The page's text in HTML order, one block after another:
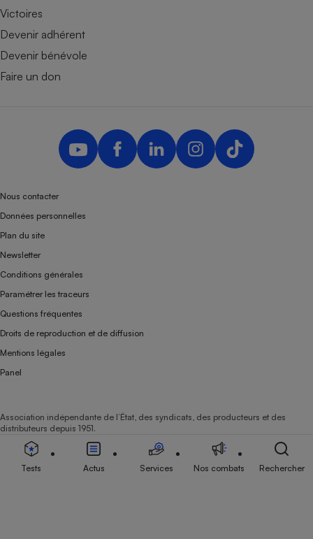
Victoires
Devenir adhérent
Devenir bénévole
Faire un don
Nous contacter
Données personnelles
Plan du site
Newsletter
Conditions générales
Paramétrer les traceurs
Questions fréquentes
Droits de reproduction et de diffusion
Mentions légales
Panel
Association indépendante de l’État, des syndicats, des producteurs et des
distributeurs depuis 1951.
Tests Actus Services Nos combats Rechercher